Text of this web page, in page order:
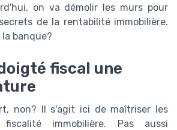
on va démolir les murs pour
de la rentabilité immobilière.
banque?
fiscal une
non? Il s'agit ici de maîtriser les
immobilière. Pas aussi